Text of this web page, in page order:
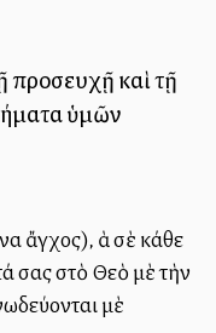
προσευχῇ καὶ τῇ
ὑμῶν
ἀλλὰ σὲ κάθε
σας στὸ Θεὸ μὲ τὴν
μὲ